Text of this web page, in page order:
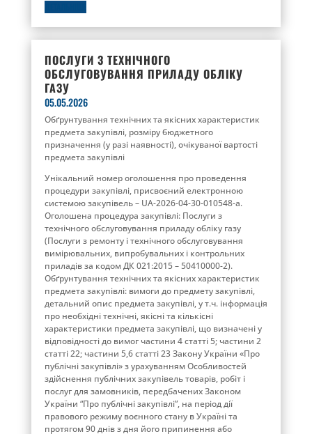
ПОСЛУГИ З ТЕХНІЧНОГО
ОБСЛУГОВУВАННЯ ПРИЛАДУ ОБЛІКУ
ГАЗУ
05.05.2026
Обґрунтування технічних та якісних характеристик
предмета закупівлі, розміру бюджетного
призначення (у разі наявності), очікуваної вартості
предмета закупівлі
Унікальний номер оголошення про проведення
процедури закупівлі, присвоєний електронною
системою закупівель – UA-2026-04-30-010548-a.
Оголошена процедура закупівлі: Послуги з
технічного обслуговування приладу обліку газу
(Послуги з ремонту і технічного обслуговування
вимірювальних, випробувальних і контрольних
приладів за кодом ДК 021:2015 – 50410000-2).
Обґрунтування технічних та якісних характеристик
предмета закупівлі: вимоги до предмету закупівлі,
детальний опис предмета закупівлі, у т.ч. інформація
про необхідні технічні, якісні та кількісні
характеристики предмета закупівлі, що визначені у
відповідності до вимог частини 4 статті 5; частини 2
статті 22; частини 5,6 статті 23 Закону України «Про
публічні закупівлі» з урахуванням Особливостей
здійснення публічних закупівель товарів, робіт і
послуг для замовників, передбачених Законом
України “Про публічні закупівлі”, на період дії
правового режиму воєнного стану в Україні та
протягом 90 днів з дня його припинення або